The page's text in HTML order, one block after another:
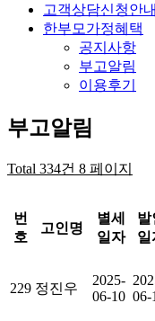
고객상담신청안내
한부모가정혜택
공지사항
부고알림
이용후기
부고알림
Total 334건 8 페이지
번
호
고인명
별세
일자
발
일
229 정진우
2025-
06-10 06-